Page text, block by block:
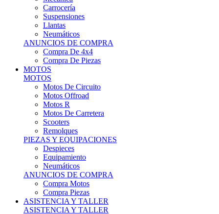
Suspensiones
Llantas
Neumáticos
ANUNCIOS DE COMPRA
Compra De 4x4
Compra De Piezas
MOTOS
MOTOS
Motos De Circuito
Motos Offroad
Motos R
Motos De Carretera
Scooters
Remolques
PIEZAS Y EQUIPACIONES
Despieces
Equipamiento
Neumáticos
ANUNCIOS DE COMPRA
Compra Motos
Compra Piezas
ASISTENCIA Y TALLER
ASISTENCIA Y TALLER
Camiones